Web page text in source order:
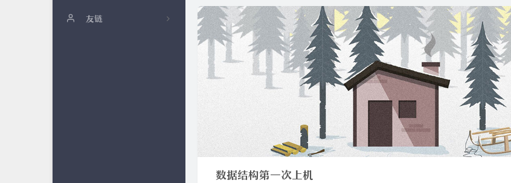
关于我
友链
数据结构第一次上机